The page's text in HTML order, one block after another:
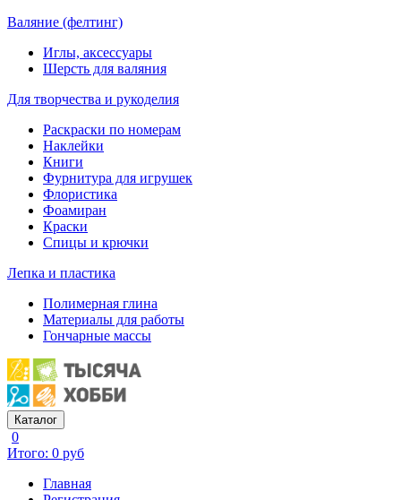
Валяние (фелтинг)
Иглы, аксессуары
Шерсть для валяния
Для творчества и рукоделия
Раскраски по номерам
Наклейки
Книги
Фурнитура для игрушек
Флористика
Фоамиран
Краски
Спицы и крючки
Лепка и пластика
Полимерная глина
Материалы для работы
Гончарные массы
Каталог
0
Итого: 0 руб
Главная